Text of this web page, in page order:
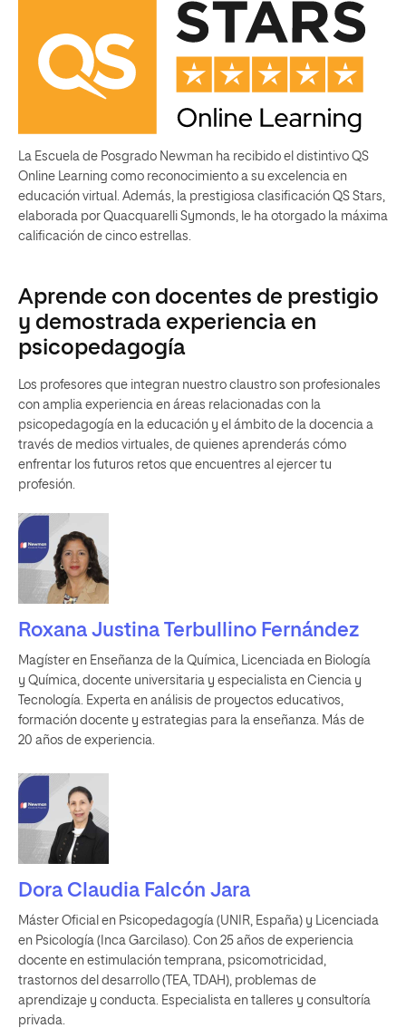
La Escuela de Posgrado Newman ha recibido el distintivo QS
Online Learning como reconocimiento a su excelencia en
educación virtual. Además, la prestigiosa clasificación QS Stars,
elaborada por Quacquarelli Symonds, le ha otorgado la máxima
calificación de cinco estrellas.
Aprende con docentes de prestigio
y demostrada experiencia en
psicopedagogía
Los profesores que integran nuestro claustro son profesionales
con amplia experiencia en áreas relacionadas con la
psicopedagogía en la educación y el ámbito de la docencia a
través de medios virtuales, de quienes aprenderás cómo
enfrentar los futuros retos que encuentres al ejercer tu
profesión.
Roxana Justina Terbullino Fernández
Magíster en Enseñanza de la Química, Licenciada en Biología
y Química, docente universitaria y especialista en Ciencia y
Tecnología. Experta en análisis de proyectos educativos,
formación docente y estrategias para la enseñanza. Más de
20 años de experiencia.
Dora Claudia Falcón Jara
Máster Oficial en Psicopedagogía (UNIR, España) y Licenciada
en Psicología (Inca Garcilaso). Con 25 años de experiencia
docente en estimulación temprana, psicomotricidad,
trastornos del desarrollo (TEA, TDAH), problemas de
aprendizaje y conducta. Especialista en talleres y consultoría
privada.